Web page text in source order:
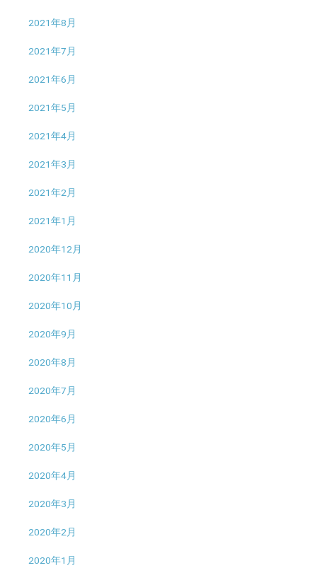
2021年8月
2021年7月
2021年6月
2021年5月
2021年4月
2021年3月
2021年2月
2021年1月
2020年12月
2020年11月
2020年10月
2020年9月
2020年8月
2020年7月
2020年6月
2020年5月
2020年4月
2020年3月
2020年2月
2020年1月